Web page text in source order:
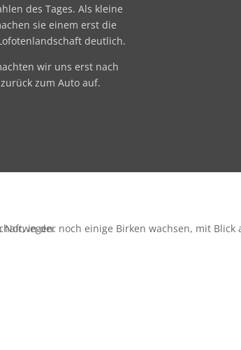
des Tages. Als kleine
sie einem erst die
deutlich.
wir uns erst nach
zum Auto auf.